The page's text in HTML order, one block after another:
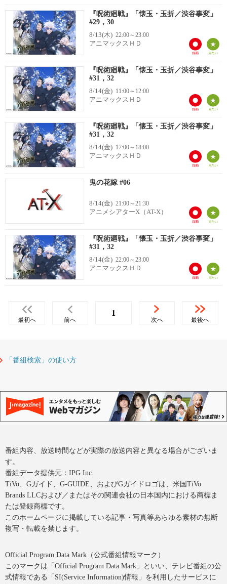
『呪術廻戦』「懐玉・玉折／渋谷事変」
#29，30
8/13(木) 22:00～23:00
アニマックスＨＤ
『呪術廻戦』「懐玉・玉折／渋谷事変」
#31，32
8/14(金) 11:00～12:00
アニマックスＨＤ
『呪術廻戦』「懐玉・玉折／渋谷事変」
#31，32
8/14(金) 17:00～18:00
アニマックスＨＤ
鬼の花嫁 #06
8/14(金) 21:00～21:30
アニメシアターX（AT-X）
『呪術廻戦』「懐玉・玉折／渋谷事変」
#31，32
8/14(金) 22:00～23:00
アニマックスＨＤ
最初へ 前へ
1
次へ 最後へ
「番組検索」の使い方
番組内容、放送時間などが実際の放送内容と異なる場合がございま
す。
番組データ提供元：IPG Inc.
TiVo、Gガイド、G-GUIDE、およびGガイドロゴは、米国TiVo
Brands LLCおよび／またはその関連会社の日本国内における商標ま
たは登録商標です。
このホームページに掲載している記事・写真等あらゆる素材の無断
複写・転載を禁じます。
Official Program Data Mark（公式番組情報マーク）
このマークは「Official Program Data Mark」といい、テレビ番組の公
式情報である「SI(Service Information)情報」を利用したサービスに